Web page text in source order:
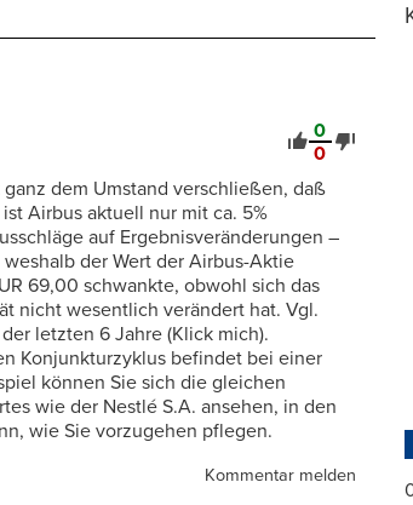
0
0
dem Umstand verschließen, daß
Airbus aktuell nur mit ca. 5%
auf Ergebnisveränderungen –
der Wert der Airbus-Aktie
69,00 schwankte, obwohl sich das
nicht wesentlich verändert hat. Vgl.
letzten 6 Jahre (Klick mich).
Konjunkturzyklus befindet bei einer
können Sie sich die gleichen
wie der Nestlé S.A. ansehen, in den
wie Sie vorzugehen pflegen.
Kommentar melden